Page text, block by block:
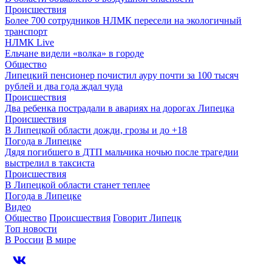
Происшествия
Более 700 сотрудников НЛМК пересели на экологичный
транспорт
НЛМК Live
Ельчане видели «волка» в городе
Общество
Липецкий пенсионер почистил ауру почти за 100 тысяч
рублей и два года ждал чуда
Происшествия
Два ребенка пострадали в авариях на дорогах Липецка
Происшествия
В Липецкой области дожди, грозы и до +18
Погода в Липецке
Дядя погибшего в ДТП мальчика ночью после трагедии
выстрелил в таксиста
Происшествия
В Липецкой области станет теплее
Погода в Липецке
Видео
Общество Происшествия Говорит Липецк
Топ новости
В России В мире